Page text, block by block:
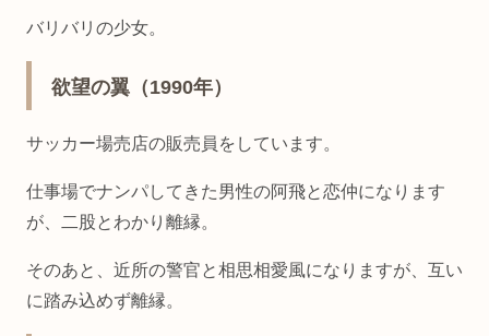
バリバリの少女。
欲望の翼（1990年）
サッカー場売店の販売員をしています。
仕事場でナンパしてきた男性の阿飛と恋仲になります
が、二股とわかり離縁。
そのあと、近所の警官と相思相愛風になりますが、互い
に踏み込めず離縁。